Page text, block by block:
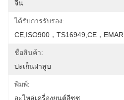
จีน
ได้รับการรับรอง:
CE,ISO900，TS16949,CE，
ชื่อสินค้า:
ปะเก็นฝาสูบ
พิมพ์:
อะไหล่เครื่องยนต์อีซูซุ